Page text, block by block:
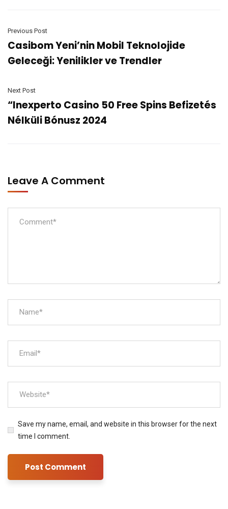
Previous Post
Casibom Yeni’nin Mobil Teknolojide
Geleceği: Yenilikler ve Trendler
Next Post
“Inexperto Casino 50 Free Spins Befizetés
Nélküli Bónusz 2024
Leave A Comment
Save my name, email, and website in this browser for the next
time I comment.